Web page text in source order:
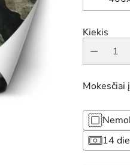
Kiekis
Mokesčiai
14